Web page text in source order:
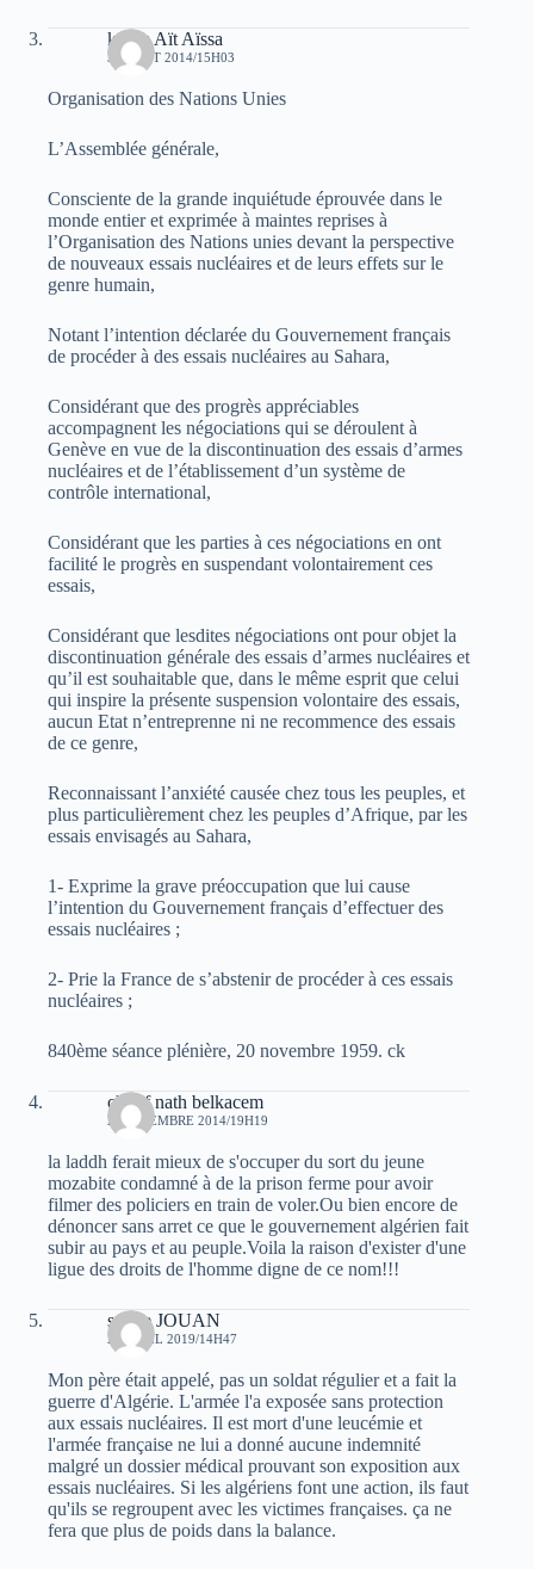
karim Aït Aïssa
30 AOÛT 2014/15H03
Organisation des Nations Unies
L’Assemblée générale,
Consciente de la grande inquiétude éprouvée dans le
monde entier et exprimée à maintes reprises à
l’Organisation des Nations unies devant la perspective
de nouveaux essais nucléaires et de leurs effets sur le
genre humain,
Notant l’intention déclarée du Gouvernement français
de procéder à des essais nucléaires au Sahara,
Considérant que des progrès appréciables
accompagnent les négociations qui se déroulent à
Genève en vue de la discontinuation des essais d’armes
nucléaires et de l’établissement d’un système de
contrôle international,
Considérant que les parties à ces négociations en ont
facilité le progrès en suspendant volontairement ces
essais,
Considérant que lesdites négociations ont pour objet la
discontinuation générale des essais d’armes nucléaires et
qu’il est souhaitable que, dans le même esprit que celui
qui inspire la présente suspension volontaire des essais,
aucun Etat n’entreprenne ni ne recommence des essais
de ce genre,
Reconnaissant l’anxiété causée chez tous les peuples, et
plus particulièrement chez les peuples d’Afrique, par les
essais envisagés au Sahara,
1- Exprime la grave préoccupation que lui cause
l’intention du Gouvernement français d’effectuer des
essais nucléaires ;
2- Prie la France de s’abstenir de procéder à ces essais
nucléaires ;
840ème séance plénière, 20 novembre 1959. ck
cherif nath belkacem
2 SEPTEMBRE 2014/19H19
la laddh ferait mieux de s'occuper du sort du jeune
mozabite condamné à de la prison ferme pour avoir
filmer des policiers en train de voler.Ou bien encore de
dénoncer sans arret ce que le gouvernement algérien fait
subir au pays et au peuple.Voila la raison d'exister d'une
ligue des droits de l'homme digne de ce nom!!!
sylvie JOUAN
21 AVRIL 2019/14H47
Mon père était appelé, pas un soldat régulier et a fait la
guerre d'Algérie. L'armée l'a exposée sans protection
aux essais nucléaires. Il est mort d'une leucémie et
l'armée française ne lui a donné aucune indemnité
malgré un dossier médical prouvant son exposition aux
essais nucléaires. Si les algériens font une action, ils faut
qu'ils se regroupent avec les victimes françaises. ça ne
fera que plus de poids dans la balance.